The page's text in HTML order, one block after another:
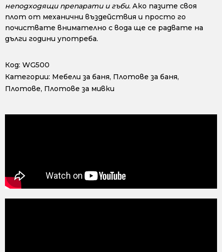
неподходящи препарати и гъби. Ако пазите своя
плот от механични въздействия и просто го
почиствате внимателно с вода ще се радвате на
дълги години употреба.
Код: WG500
Категории: Мебели за баня, Плотове за баня,
Плотове, Плотове за мивки